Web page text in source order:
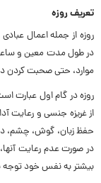
تعریف روزه
روزه از جمله اعمال
در طول مدت معین و
موارد، حتی صحبت
روزه در گام اول عبارت
از غریزه جنسی و رعایت
حفظ زبان، گوش، چشم،
در صورت عدم رعایت
بیشتر به نفس خود توجه